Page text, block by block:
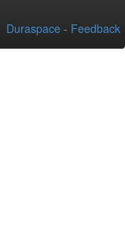
Duraspace - Feedback